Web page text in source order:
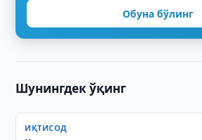
Обуна бўлинг
Шунингдек ўқинг
ИҚТИСОД